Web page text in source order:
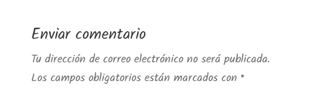
Enviar comentario
Tu dirección de correo electrónico no será publicada.
Los campos obligatorios están marcados con *